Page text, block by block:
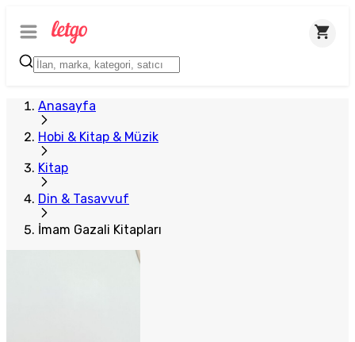
Anasayfa
Hobi & Kitap & Müzik
Kitap
Din & Tasavvuf
İmam Gazali Kitapları